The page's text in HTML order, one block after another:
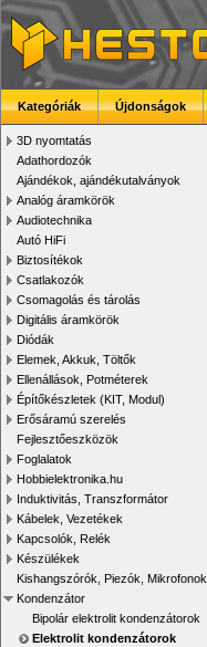
Kategóriák Újdonságok
3D nyomtatás
Adathordozók
Ajándékok, ajándékutalványok
Analóg áramkörök
Audiotechnika
Autó HiFi
Biztosítékok
Csatlakozók
Csomagolás és tárolás
Digitális áramkörök
Diódák
Elemek, Akkuk, Töltők
Ellenállások, Potméterek
Építőkészletek (KIT, Modul)
Erősáramú szerelés
Fejlesztőeszközök
Foglalatok
Hobbielektronika.hu
Induktivitás, Transzformátor
Kábelek, Vezetékek
Kapcsolók, Relék
Készülékek
Kishangszórók, Piezók, Mikrofonok
Kondenzátor
Bipolár elektrolit kondenzátorok
Elektrolit kondenzátorok